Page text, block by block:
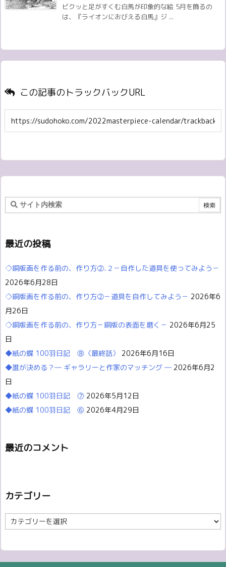
ビクッと足がすくむ白馬が印象的な絵 5月を飾るの
は、『ライオンにおびえる白馬』ジ ...
この記事のトラックバックURL
最近の投稿
◇銅版画を作る前の、作り方②₋２－自作した道具を使ってみよう－
2026年6月28日
◇銅版画を作る前の、作り方②－道具を自作してみよう－ 2026年6
月26日
◇銅版画を作る前の、作り方－銅版の表面を磨く－ 2026年6月25
日
◆紙の蝶 100羽日記 ⓼〈最終話〉
2026年6月16日
◆誰が決める？― ギャラリーと作家のマッチング ― 2026年6月2
日
◆紙の蝶 100羽日記 ⓻ 2026年5月12日
◆紙の蝶 100羽日記 ⓺ 2026年4月29日
最近のコメント
カテゴリー
カ
テ
リ